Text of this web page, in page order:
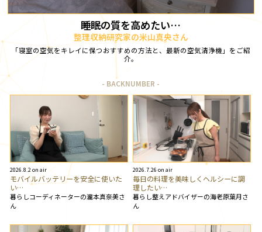
睡眠の質を高めたい…
整理収納研究家の米山真央さん
「寝室の空気をキレイに保つおすすめの方法と、最新の空気清浄機」をご紹
介。
BACKNUMBER
2026.8.2 on air
モバイルバッテリーを安全に使いた
い…
暮らしコーディネーターの瀧本真奈美さ
ん
2026.7.26 on air
毎日の料理を美味しくヘルシーに調
理したい…
暮らし整えアドバイザーの海老原葉月さ
ん